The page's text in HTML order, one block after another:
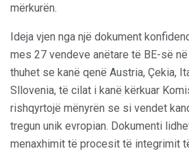
mërkurën.
Ideja vjen nga një dokument
mes 27 vendeve anëtare të BE-së
thuhet se kanë qenë Austria, Çekia,
Sllovenia, të cilat i kanë kërkuar
rishqyrtojë mënyrën se si vendet
tregun unik evropian. Dokumenti
menaxhimit të procesit të integrimit